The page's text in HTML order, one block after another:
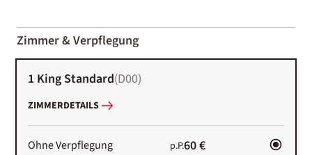
01-02
Zimmer & Verpflegung
1 King Standard(D00)
ZIMMERDETAILS
Ohne Verpflegung p.P.60 €